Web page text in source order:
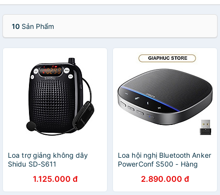
10 Sản Phẩm
Loa trợ giảng không dây
Shidu SD-S611
1.125.000 đ
Loa hội nghị Bluetooth Anker
PowerConf S500 - Hàng
2.890.000 đ